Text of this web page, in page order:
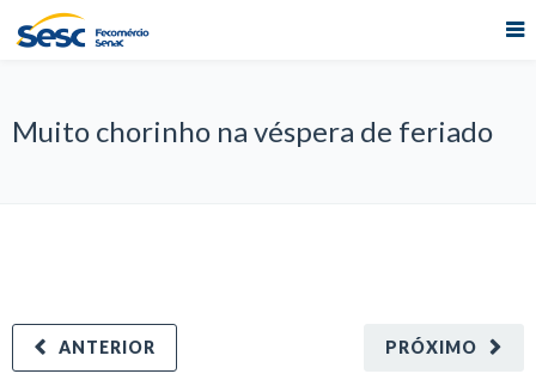
Muito chorinho na véspera de feriado
PRÓXIMO
ANTERIOR